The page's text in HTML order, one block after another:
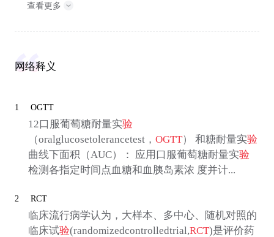
查看更多
网络释义
1 OGTT
12口服葡萄糖耐量实验
（oralglucosetolerancetest， OGTT） 和糖耐量实验
曲线下面积（AUC）： 应用口服葡萄糖耐量实验
检测各指定时间点血糖和血胰岛素浓 度并计...
2 RCT
临床流行病学认为，大样本、多中心、随机对照的
临床试验(randomizedcontrolledtrial,RCT)是评价药